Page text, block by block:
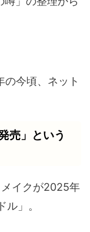
今頃、ネット
売」という
メイクが2025年
」。